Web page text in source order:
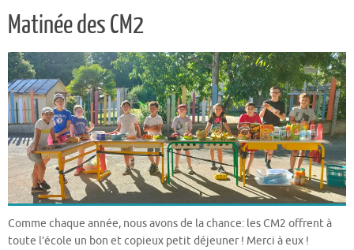
Matinée des CM2
Comme chaque année, nous avons de la chance: les CM2 offrent à
toute l’école un bon et copieux petit déjeuner ! Merci à eux !